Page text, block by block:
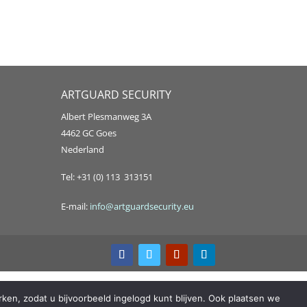
ARTGUARD SECURITY
Albert Plesmanweg 3A
4462 GC Goes
Nederland
Tel: +31 (0) 113 313151
E-mail: info@artguardsecurity.eu
zodat u bijvoorbeeld ingelogd kunt blijven. Ook plaatsen we